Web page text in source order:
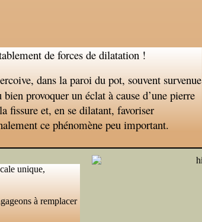
de forces de dilatation !
dans la paroi du pot, souvent survenue
provoquer un éclat à cause d’une pierre
fissure et, en se dilatant, favoriser
ce phénomène peu important.
unique,
à remplacer